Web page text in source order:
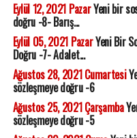
Eylül 12, 2021 PazarYeni bir
doğru -8- Barış...
Eylül 05, 2021 PazarYeni Bir
Doğru -7- Adalet...
Ağustos 28, 2021 Cumartesi
sözleşmeye doğru -6
Ağustos 25, 2021 Çarşamba
sözleşmeye doğru -5